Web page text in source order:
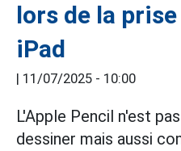
lors de la
iPad
11/07/2025 - 10:00
L'Apple Pencil n'est
dessiner mais aussi